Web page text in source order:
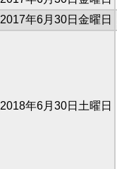
2017年6月30日金曜日
2018年6月30日土曜日